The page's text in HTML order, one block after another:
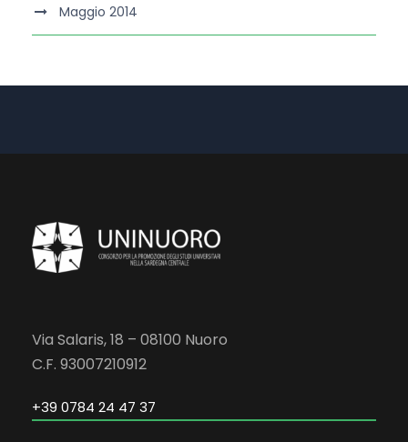
Maggio 2014
Via Salaris, 18 – 08100 Nuoro
C.F. 93007210912
+39 0784 24 47 37